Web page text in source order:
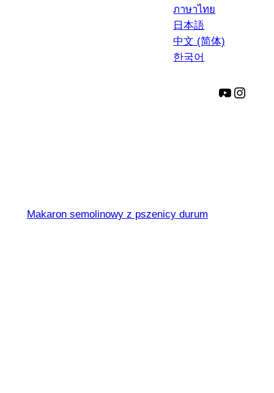
ภาษาไทย
日本語
中文 (简体)
한국어
YouTube
Makaron semolinowy z pszenicy durum